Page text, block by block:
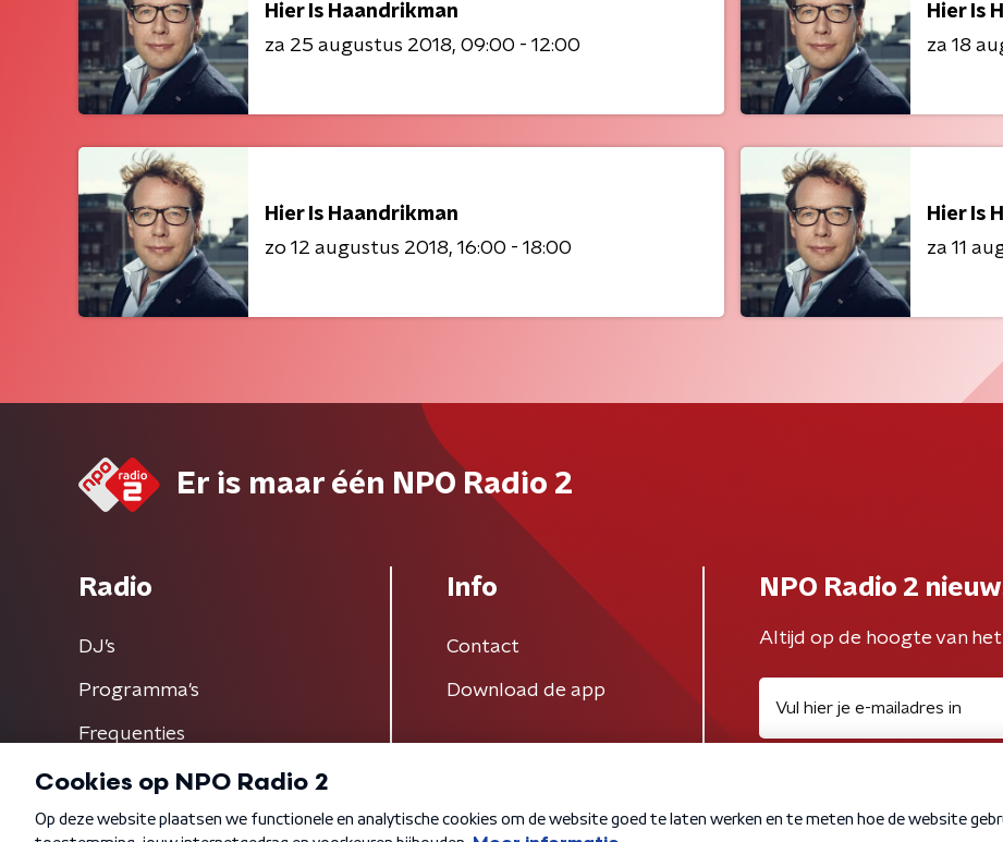
Hier Is Haandrikman
za 25 augustus 2018 09:00 - 12:00
Hier Is
za 18
Hier Is Haandrikman
zo 12 augustus 2018 16:00 - 18:00
Hier Is
za 11
Er is maar één NPO Radio 2
Radio
DJ’s
Programma's
Frequenties
Info
Contact
Download de app
NPO Radio 2
Altijd op de hoogte van